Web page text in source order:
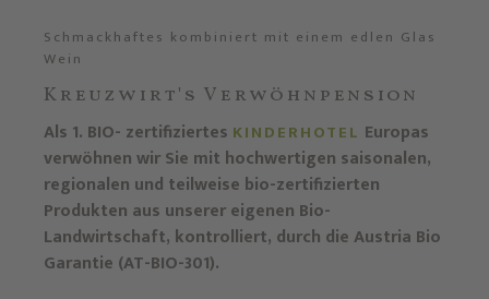
Schmackhaftes kombiniert mit einem edlen Glas
Wein
Kreuzwirt's Verwöhnpension
Als 1. BIO- zertifiziertes KINDERHOTEL Europas
verwöhnen wir Sie mit hochwertigen saisonalen,
regionalen und teilweise bio-zertifizierten
Produkten aus unserer eigenen Bio-
Landwirtschaft, kontrolliert, durch die Austria Bio
Garantie (AT-BIO-301).